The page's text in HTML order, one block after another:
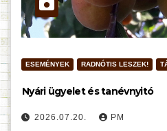
ESEMÉNYEK RADNÓTIS LESZEK!
Nyári ügyelet és tanévnyitó
2026.07.20. PM